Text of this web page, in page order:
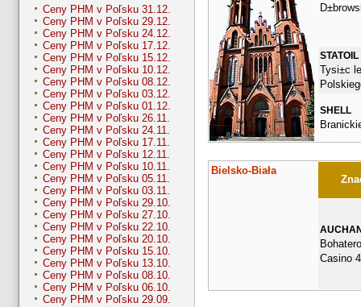
Ceny PHM v Poľsku 31.12.
Ceny PHM v Poľsku 29.12.
Ceny PHM v Poľsku 24.12.
Ceny PHM v Poľsku 17.12.
Ceny PHM v Poľsku 15.12.
Ceny PHM v Poľsku 10.12.
Ceny PHM v Poľsku 08.12.
Ceny PHM v Poľsku 03.12.
Ceny PHM v Poľsku 01.12.
Ceny PHM v Poľsku 26.11.
Ceny PHM v Poľsku 24.11.
Ceny PHM v Poľsku 17.11.
Ceny PHM v Poľsku 12.11.
Ceny PHM v Poľsku 10.11.
Ceny PHM v Poľsku 05.11.
Ceny PHM v Poľsku 03.11.
Ceny PHM v Poľsku 29.10.
Ceny PHM v Poľsku 27.10.
Ceny PHM v Poľsku 22.10.
Ceny PHM v Poľsku 20.10.
Ceny PHM v Poľsku 15.10.
Ceny PHM v Poľsku 13.10.
Ceny PHM v Poľsku 08.10.
Ceny PHM v Poľsku 06.10.
Ceny PHM v Poľsku 29.09.
STATOIL
Tysi±c
SHELL
Bielsko-Biała
Casino